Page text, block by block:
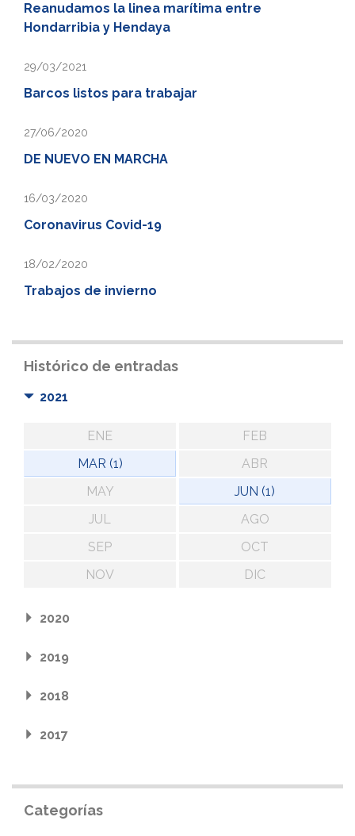
Reanudamos la linea marítima entre
Hondarribia y Hendaya
29/03/2021
Barcos listos para trabajar
27/06/2020
DE NUEVO EN MARCHA
16/03/2020
Coronavirus Covid-19
18/02/2020
Trabajos de invierno
Histórico de entradas
2021
ENE
FEB
MAR (1)
ABR
MAY
JUN (1)
JUL
AGO
SEP
OCT
NOV
DIC
2020
2019
2018
2017
Categorías